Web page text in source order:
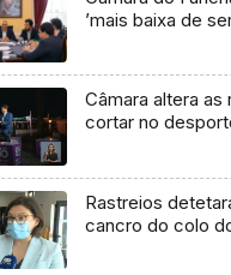
’mais baixa de
Câmara altera as
cortar no
Rastreios
cancro do colo